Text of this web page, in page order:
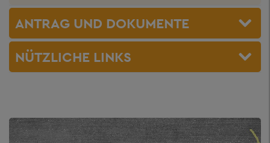
ANTRAG UND DOKUMENTE
NÜTZLICHE LINKS